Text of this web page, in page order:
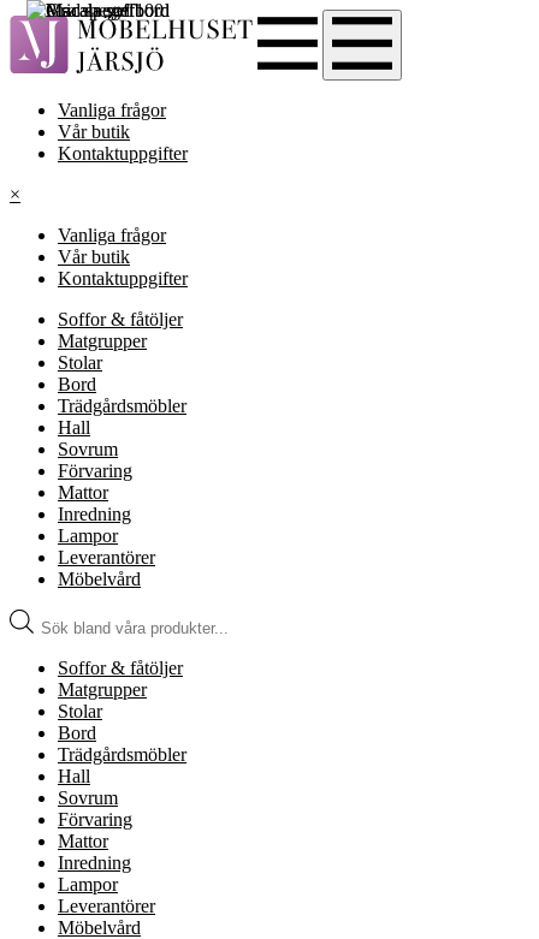
Vanliga frågor
Vår butik
Kontaktuppgifter
×
Vanliga frågor
Vår butik
Kontaktuppgifter
Soffor & fåtöljer
Matgrupper
Stolar
Bord
Trädgårdsmöbler
Hall
Sovrum
Förvaring
Mattor
Inredning
Lampor
Leverantörer
Möbelvård
Produktsökning
Soffor & fåtöljer
Matgrupper
Stolar
Bord
Trädgårdsmöbler
Hall
Sovrum
Förvaring
Mattor
Inredning
Lampor
Leverantörer
Möbelvård